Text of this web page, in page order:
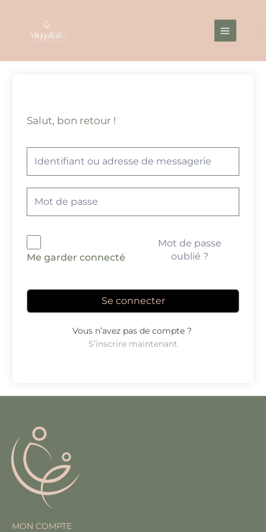
contenu
Menu
Salut, bon retour !
Me garder connecté
Mot de passe
oublié ?
Se connecter
Vous n’avez pas de compte ?
S’inscrire maintenant
MON COMPTE